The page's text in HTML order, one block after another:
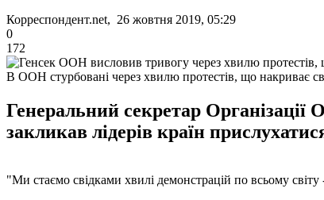
Корреспондент.net, 26 жовтня 2019, 05:29
0
172
В ООН стурбовані через хвилю протестів, що накриває
Генеральний секретар Організації
закликав лідерів країн
"Ми стаємо свідками хвилі демонстрацій по всьому